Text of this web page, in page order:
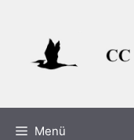
springen
Menü